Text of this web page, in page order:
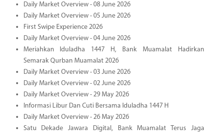
Daily Market Overview - 08 June 2026
Daily Market Overview - 05 June 2026
First Swipe Experience 2026
Daily Market Overview - 04 June 2026
Meriahkan Iduladha 1447 H, Bank Muamalat Hadirkan
Semarak Qurban Muamalat 2026
Daily Market Overview - 03 June 2026
Daily Market Overview - 02 June 2026
Daily Market Overview - 29 May 2026
Informasi Libur Dan Cuti Bersama Iduladha 1447 H
Daily Market Overview - 26 May 2026
Satu Dekade Jawara Digital, Bank Muamalat Terus Jaga